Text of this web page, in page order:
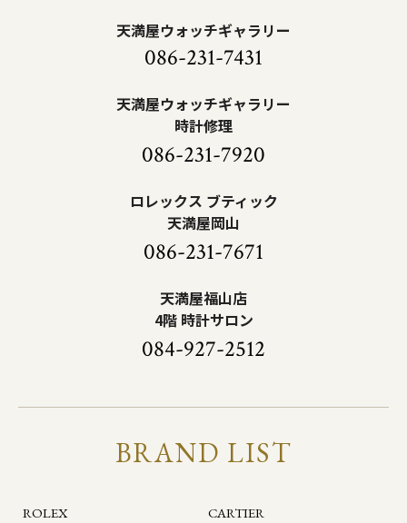
天満屋ウォッチギャラリー
086-231-7431
天満屋ウォッチギャラリー
時計修理
086-231-7920
ロレックス ブティック
天満屋岡山
086-231-7671
天満屋福山店
4階 時計サロン
084-927-2512
BRAND LIST
ROLEX CARTIER